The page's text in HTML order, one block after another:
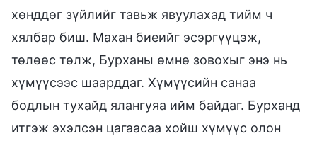
хөнддөг зүйлийг тавьж явуулахад тийм ч
хялбар биш. Махан биеийг эсэргүүцэж,
төлөөс төлж, Бурханы өмнө зовохыг энэ нь
хүмүүсээс шаарддаг. Хүмүүсийн санаа
бодлын тухайд ялангуяа ийм байдаг. Бурханд
итгэж эхэлсэн цагаасаа хойш хүмүүс олон